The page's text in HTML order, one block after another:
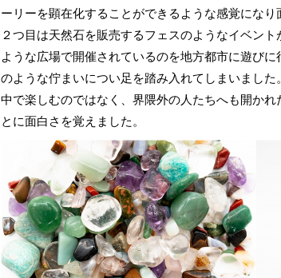
ーリーを顕在化することができるような感覚になり
２つ目は天然石を販売するフェスのようなイベン
ような広場で開催されているのを地方都市に遊び
のような佇まいについ足を踏み入れてしまいまし
中で楽しむのではなく、界隈外の人たちへも開か
とに面白さを覚えました。